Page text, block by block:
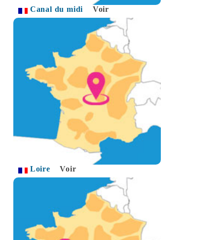
Canal du midi Voir
Loire Voir